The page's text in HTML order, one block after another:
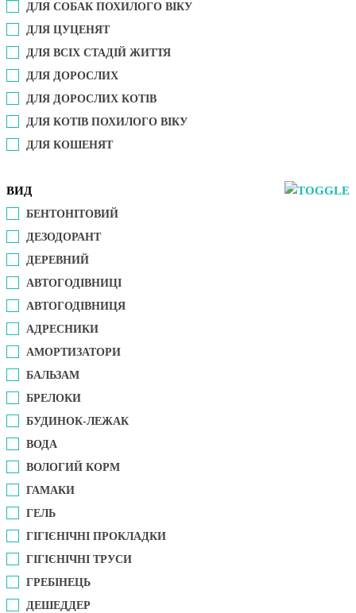
ДЛЯ СОБАК ПОХИЛОГО ВІКУ
ДЛЯ ЦУЦЕНЯТ
ДЛЯ ВСІХ СТАДІЙ ЖИТТЯ
ДЛЯ ДОРОСЛИХ
ДЛЯ ДОРОСЛИХ КОТІВ
ДЛЯ КОТІВ ПОХИЛОГО ВІКУ
ДЛЯ КОШЕНЯТ
ВИД
БЕНТОНІТОВИЙ
ДЕЗОДОРАНТ
ДЕРЕВНИЙ
АВТОГОДІВНИЦІ
АВТОГОДІВНИЦЯ
АДРЕСНИКИ
АМОРТИЗАТОРИ
БАЛЬЗАМ
БРЕЛОКИ
БУДИНОК-ЛЕЖАК
ВОДА
ВОЛОГИЙ КОРМ
ГАМАКИ
ГЕЛЬ
ГІГІЄНІЧНІ ПРОКЛАДКИ
ГІГІЄНІЧНІ ТРУСИ
ГРЕБІНЕЦЬ
ДЕШЕДДЕР